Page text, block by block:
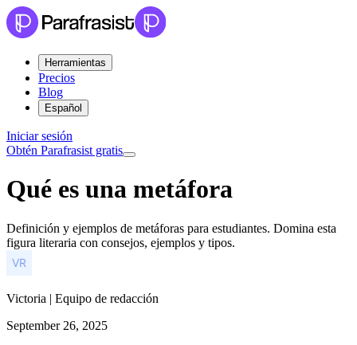
Herramientas
Precios
Blog
Español
Iniciar sesión
Obtén Parafrasist gratis
Qué es una metáfora
Definición y ejemplos de metáforas para estudiantes. Domina esta
figura literaria con consejos, ejemplos y tipos.
Victoria | Equipo de redacción
September 26, 2025